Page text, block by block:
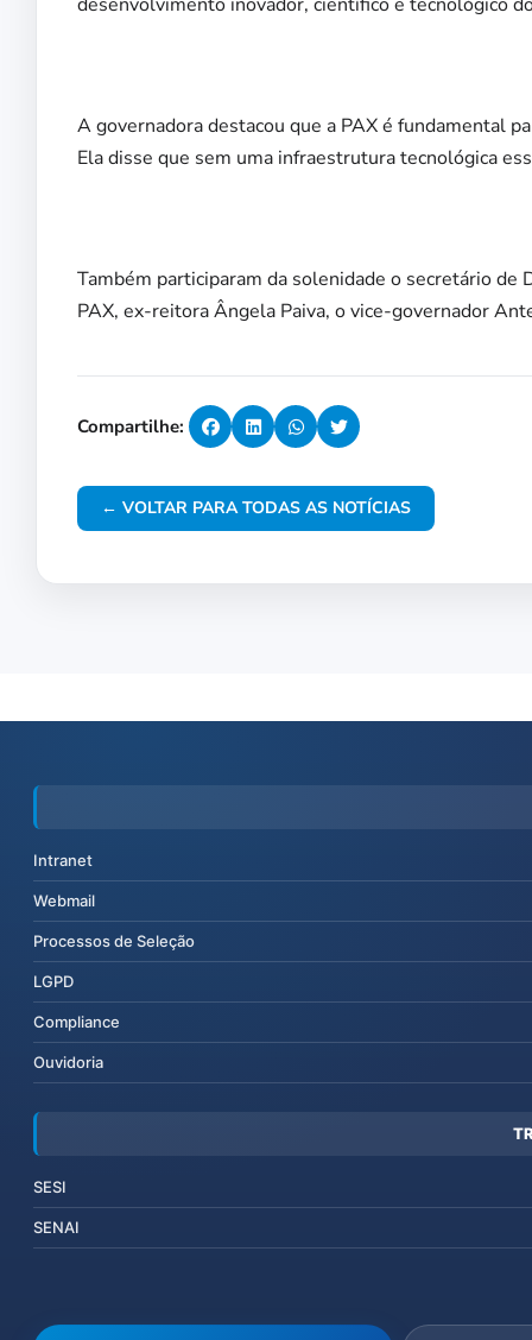
A governadora destacou que a PAX é fundamental
Ela disse que sem uma infraestrutura tecnológica
Também participaram da solenidade o secretário de
PAX, ex-reitora Ângela Paiva, o vice-governador
Compartilhe:
← VOLTAR PARA TODAS AS NOTÍCIAS
Intranet
Webmail
Processos de Seleção
LGPD
Compliance
Ouvidoria
SESI
SENAI